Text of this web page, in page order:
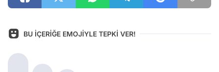
BU İÇERİĞE EMOJİYLE TEPKİ VER!